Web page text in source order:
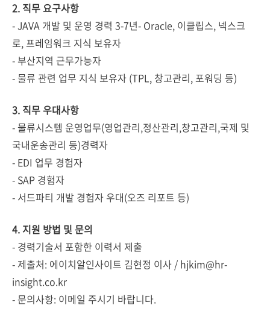
2. 직무 요구사항
- JAVA 개발 및 운영 경력 3-7년- Oracle, 이클립스, 넥스크
로, 프레임워크 지식 보유자
- 부산지역 근무가능자
- 물류 관련 업무 지식 보유자 (TPL, 창고관리, 포워딩 등)
3. 직무 우대사항
- 물류시스템 운영업무(영업관리,정산관리,창고관리,국제 및
국내운송관리 등)경력자
- EDI 업무 경험자
- SAP 경험자
- 서드파티 개발 경험자 우대(오즈 리포트 등)
4. 지원 방법 및 문의
- 경력기술서 포함한 이력서 제출
- 제출처: 에이치알인사이트 김현정 이사 / hjkim@hr-
insight.co.kr
- 문의사항: 이메일 주시기 바랍니다.